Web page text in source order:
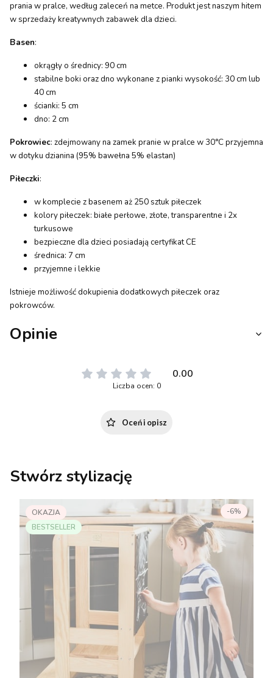
prania w pralce, według zaleceń na metce. Produkt jest naszym hitem
w sprzedaży kreatywnych zabawek dla dzieci.
Basen:
okrągły o średnicy: 90 cm
stabilne boki oraz dno wykonane z pianki wysokość: 30 cm lub
40 cm
ścianki: 5 cm
dno: 2 cm
Pokrowiec: zdejmowany na zamek pranie w pralce w 30°C przyjemna
w dotyku dzianina (95% bawełna 5% elastan)
Piłeczki:
w komplecie z basenem aż 250 sztuk piłeczek
kolory piłeczek: białe perłowe, złote, transparentne i 2x
turkusowe
bezpieczne dla dzieci posiadają certyfikat CE
średnica: 7 cm
przyjemne i lekkie
Istnieje możliwość dokupienia dodatkowych piłeczek oraz
pokrowców.
Opinie
0.00
Liczba ocen: 0
Oceń i opisz
Stwórz stylizację
OKAZJA
BESTSELLER
-6%